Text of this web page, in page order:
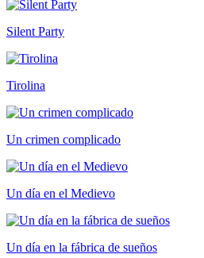
Silent Party
Tirolina
Un crimen complicado
Un día en el Medievo
Un día en la fábrica de sueños